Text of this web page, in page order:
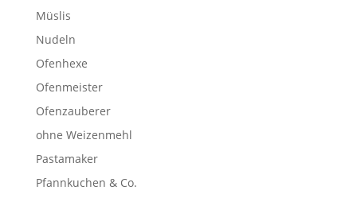
Müslis
Nudeln
Ofenhexe
Ofenmeister
Ofenzauberer
ohne Weizenmehl
Pastamaker
Pfannkuchen & Co.